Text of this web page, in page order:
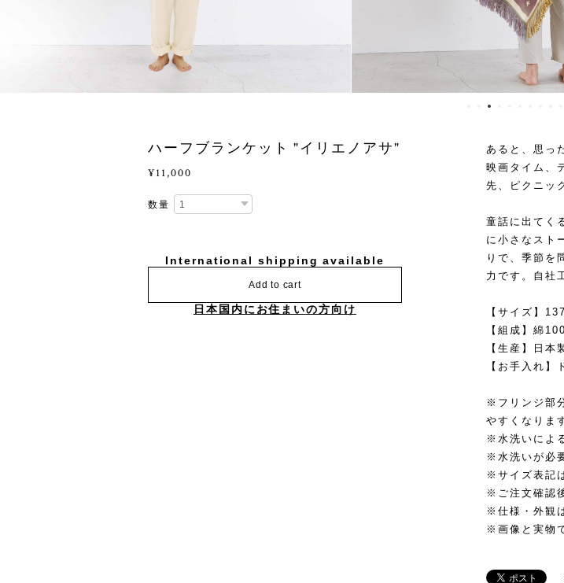
ハーフブランケット "イリエノアサ"
¥11,000
数量
International shipping available
Add to cart
日本国内にお住まいの方向け
あると、思っ
映画タイム、
先、ピクニッ
童話に出てく
に小さなスト
りで、季節を
力です。自社
【サイズ】
【組成】綿
【生産】日本
【お手入れ】
※フリンジ部
やすくなりま
※水洗いによ
※水洗いが必
※サイズ表記
※ご注文確認
※仕様・外観
※画像と実物